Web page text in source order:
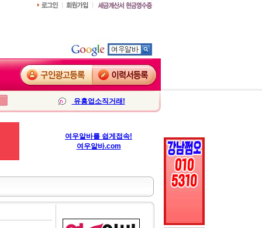
유흥업소직거래!
여우알바를 쉽게접속!
여우알바.com